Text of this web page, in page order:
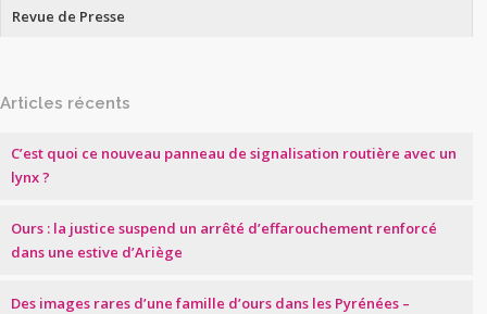
Revue de Presse
Articles récents
C’est quoi ce nouveau panneau de signalisation routière avec un
lynx ?
Ours : la justice suspend un arrêté d’effarouchement renforcé
dans une estive d’Ariège
Des images rares d’une famille d’ours dans les Pyrénées –